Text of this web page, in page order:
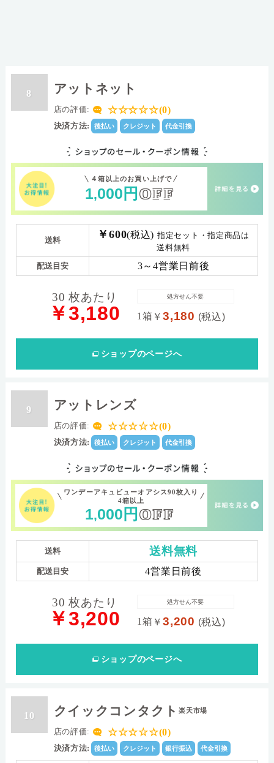
8 アットネット
店の評価: ☆☆☆☆☆(0)
決済方法: 後払い クレジット 代金引換
４箱以上のお買い上げで
1,000 円 OFF
送料 ￥600(税込) 指定セット・指定商品は
送料無料
配送目安 3～4営業日前後
30 枚あたり
￥3,180 1箱 ￥3,180 (税込)
処方せん不要
ショップのページへ
9 アットレンズ
店の評価: ☆☆☆☆☆(0)
決済方法: 後払い クレジット 代金引換
ワンデーアキュビューオアシス90枚入り
4箱以上
1,000 円 OFF
送料 送料無料
配送目安 4営業日前後
30 枚あたり
￥3,200 1箱 ￥3,200 (税込)
処方せん不要
ショップのページへ
10 クイックコンタクト楽天市場
店の評価: ☆☆☆☆☆(0)
決済方法: 後払い クレジット 銀行振込 代金引換